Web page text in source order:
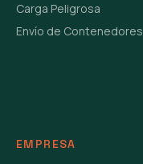
Carga Peligrosa
Envío de Contenedores
EMPRESA